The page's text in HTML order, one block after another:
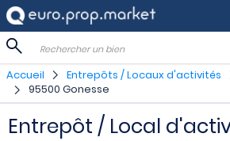
Rechercher un bien
Accueil Entrepôts / Locaux d'activités
95500 Gonesse
Entrepôt / Local